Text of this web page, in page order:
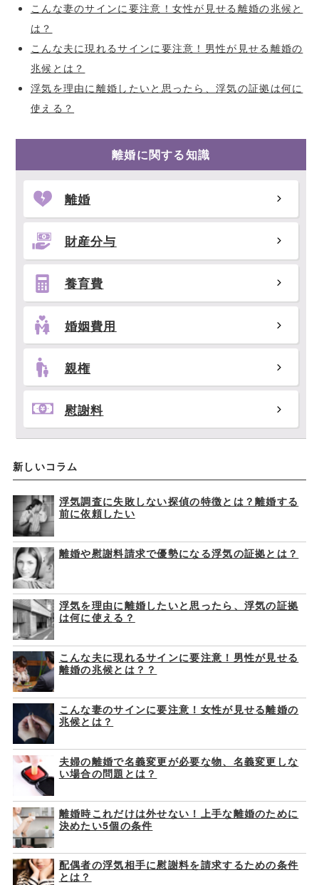
こんな妻のサインに要注意！女性が見せる離婚の兆候と
は？
こんな夫に現れるサインに要注意！男性が見せる離婚の
兆候とは？
浮気を理由に離婚したいと思ったら、浮気の証拠は何に
使える？
離婚に関する知識
離婚
財産分与
養育費
婚姻費用
親権
慰謝料
新しいコラム
浮気調査に失敗しない探偵の特徴とは？離婚する
前に依頼したい
離婚や慰謝料請求で優勢になる浮気の証拠とは？
浮気を理由に離婚したいと思ったら、浮気の証拠
は何に使える？
こんな夫に現れるサインに要注意！男性が見せる
離婚の兆候とは？？
こんな妻のサインに要注意！女性が見せる離婚の
兆候とは？
夫婦の離婚で名義変更が必要な物、名義変更しな
い場合の問題とは？
離婚時これだけは外せない！上手な離婚のために
決めたい5個の条件
配偶者の浮気相手に慰謝料を請求するための条件
とは？